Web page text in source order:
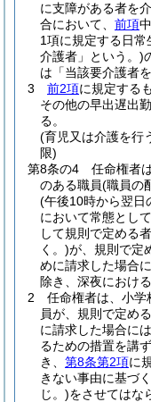
に支障がある者を
合において、 前項
1項に規定する日
介護者」という。)
は「当該要介護者
3
前2項に規定する
その他の早出遅出
る。
(育児又は介護を行
限)
第8条の4
任命権者
のある職員(職員の
(午後10時から翌日
において常態とし
して規則で定める
く。)が、規則で定
めに請求した場合
除き、深夜におけ
2
任命権者は、小学
員が、規則で定め
に請求した場合に
るための措置を講
き、 第8条第2項に
きない事由に基づ
じ。)をさせてはな